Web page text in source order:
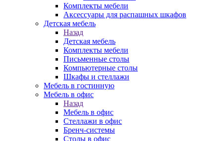
Комплекты мебели
Аксессуары для распашных шкафов
Детская мебель
Назад
Детская мебель
Комплекты мебели
Письменные столы
Компьютерные столы
Шкафы и стеллажи
Мебель в гостинную
Мебель в офис
Назад
Мебель в офис
Стеллажи в офис
Бренч-системы
Столы в офис